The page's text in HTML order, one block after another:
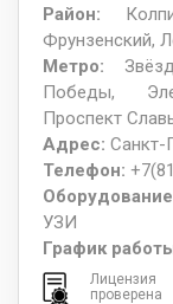
Район:
Фрунзенский,
Метро:
Победы,
Проспект
Адрес: Санкт-
Телефон:
УЗИ
График
Лицензия
проверена